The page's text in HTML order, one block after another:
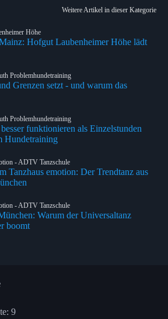
Weitere Artikel in dieser Kategorie
Höhe
Hofgut Laubenheimer Höhe lädt
Problemhundetraining
Grenzen setzt - und warum das
Problemhundetraining
funktionieren als Einzelstunden
Hundetraining
- ADTV Tanzschule
Tanzhaus emotion: Der Trendtanz aus
- ADTV Tanzschule
Warum der Universaltanz
boomt
9